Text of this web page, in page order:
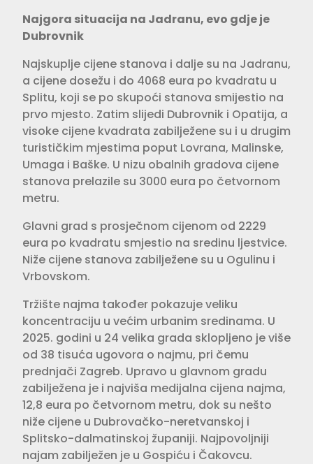
Najgora situacija na Jadranu, evo gdje je
Dubrovnik
Najskuplje cijene stanova i dalje su na Jadranu,
a cijene dosežu i do 4068 eura po kvadratu u
Splitu, koji se po skupoći stanova smijestio na
prvo mjesto. Zatim slijedi Dubrovnik i Opatija, a
visoke cijene kvadrata zabilježene su i u drugim
turističkim mjestima poput Lovrana, Malinske,
Umaga i Baške. U nizu obalnih gradova cijene
stanova prelazile su 3000 eura po četvornom
metru.
Glavni grad s prosječnom cijenom od 2229
eura po kvadratu smjestio na sredinu ljestvice.
Niže cijene stanova zabilježene su u Ogulinu i
Vrbovskom.
Tržište najma također pokazuje veliku
koncentraciju u većim urbanim sredinama. U
2025. godini u 24 velika grada sklopljeno je više
od 38 tisuća ugovora o najmu, pri čemu
prednjači Zagreb. Upravo u glavnom gradu
zabilježena je i najviša medijalna cijena najma,
12,8 eura po četvornom metru, dok su nešto
niže cijene u Dubrovačko-neretvanskoj i
Splitsko-dalmatinskoj županiji. Najpovoljniji
najam zabilježen je u Gospiću i Čakovcu.